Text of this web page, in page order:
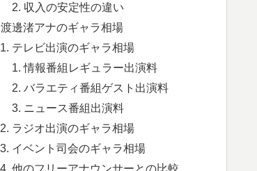
収入の安定性の違い
渡邊渚アナのギャラ相場
テレビ出演のギャラ相場
情報番組レギュラー出演料
バラエティ番組ゲスト出演料
ニュース番組出演料
ラジオ出演のギャラ相場
イベント司会のギャラ相場
他のフリーアナウンサーとの比較